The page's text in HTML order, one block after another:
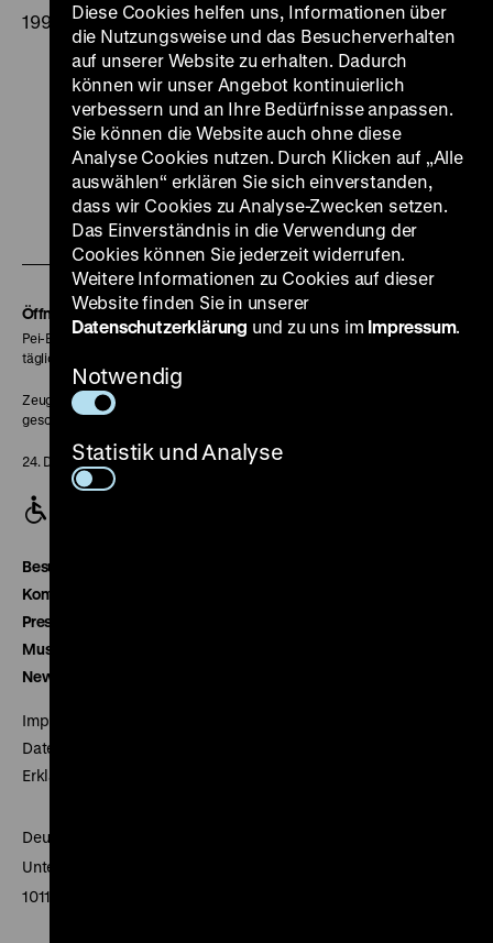
1995, DHM
Zu
unserer
Instagram
Seite
Zu
unserer
YouTube
Seite
Zu
unserer
Facebook
Seite
Zu
unserer
LinkedIn
Seite
Zu
Zu
unserer
Soundcloud
Seite
Öffnungszeiten
Pei-Bau:
täglich 10-18 Uhr
Zeughaus:
geschlossen
24. Dezember geschlossen
Besucherservice
Kontakt
Presse
Museumsverein
Newsletter
Impressum
Datenschutz
Erklärung digitale Barrierefreiheit
Deutsches Historisches Museum
Unter den Linden 2
10117 Berlin
Diese Cookies helfen uns, Informationen über
die Nutzungsweise und das Besucherverhalten
auf unserer Website zu erhalten. Dadurch
können wir unser Angebot kontinuierlich
verbessern und an Ihre Bedürfnisse anpassen.
Sie können die Website auch ohne diese
Analyse Cookies nutzen. Durch Klicken auf „Alle
auswählen“ erklären Sie sich einverstanden,
dass wir Cookies zu Analyse-Zwecken setzen.
Das Einverständnis in die Verwendung der
Cookies können Sie jederzeit widerrufen.
Weitere Informationen zu Cookies auf dieser
Website finden Sie in unserer
Datenschutzerklärung und zu uns im Impressum.
Notwendig
Statistik und Analyse